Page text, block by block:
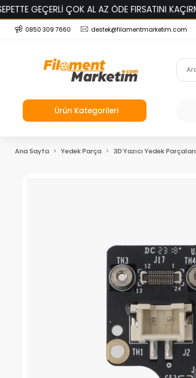
GEÇERLİ ÇOK AL AZ ÖDE FIRSATINI KAÇIRMA!
0850 309 7660 destek@filamentmarketim.com
Ürün Kategorileri
Ana Sayfa Yedek Parça 3D Yazıcı Yedek Parçaları